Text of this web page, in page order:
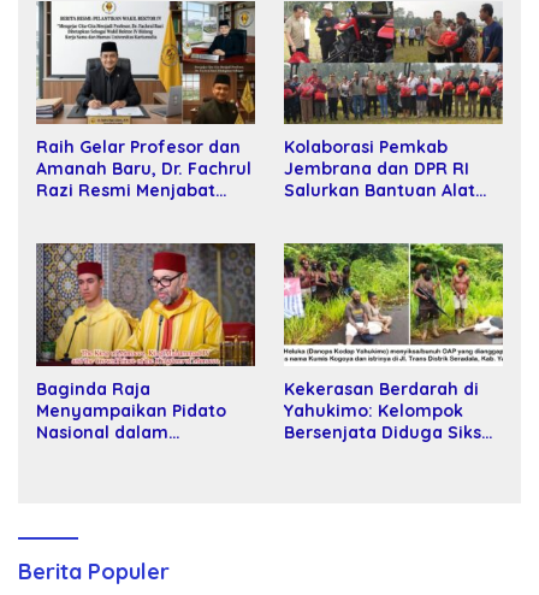
Raih Gelar Profesor dan
Amanah Baru, Dr. Fachrul
Razi Resmi Menjabat
Kolaborasi Pemkab
Jembrana dan DPR RI
Salurkan Bantuan Alat
Baginda Raja
Menyampaikan Pidato
Nasional dalam
Kekerasan Berdarah di
Yahukimo: Kelompok
Bersenjata Diduga Siksa
Berita Populer